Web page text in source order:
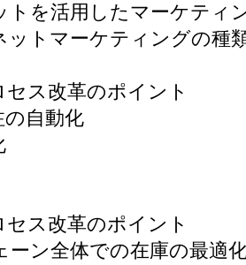
を活用したマーケティ
マーケティングの種
セス改革のポイント
自動化
セス改革のポイント
ン全体での在庫の最適